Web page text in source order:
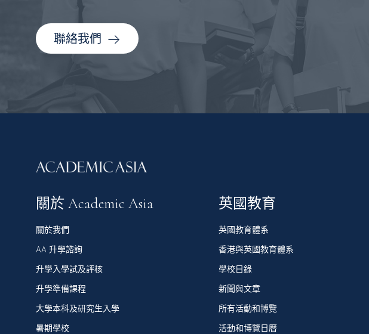
聯絡我們
關於 Academic Asia
關於我們
AA 升學諮詢
升學入學試及評核
升學準備課程
大學本科及研究生入學
暑期學校
英國教育
英國教育體系
香港與英國教育體系
學校目錄
新聞與文章
所有活動和博覽
活動和博覽日曆